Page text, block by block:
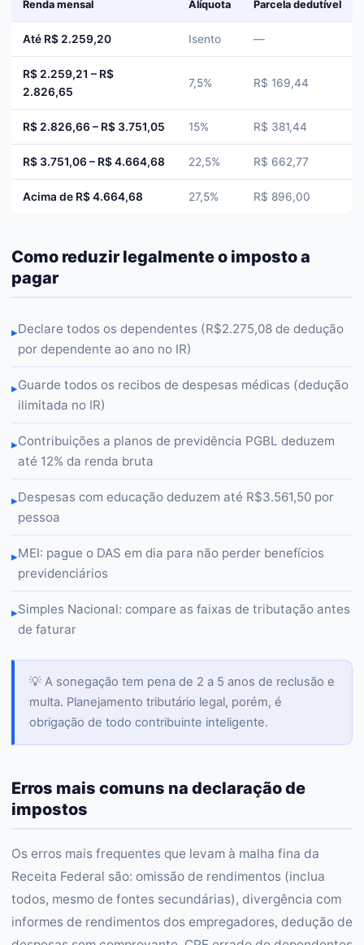
Renda mensal Alíquota Parcela dedutível
Até R$ 2.259,20 Isento —
R$ 2.259,21 – R$
2.826,65
7,5% R$ 169,44
R$ 2.826,66 – R$ 3.751,05 15% R$ 381,44
R$ 3.751,06 – R$ 4.664,68 22,5% R$ 662,77
Acima de R$ 4.664,68 27,5% R$ 896,00
Como reduzir legalmente o imposto a
pagar
▸Declare todos os dependentes (R$2.275,08 de dedução
por dependente ao ano no IR)
▸Guarde todos os recibos de despesas médicas (dedução
ilimitada no IR)
▸Contribuições a planos de previdência PGBL deduzem
até 12% da renda bruta
▸Despesas com educação deduzem até R$3.561,50 por
pessoa
▸MEI: pague o DAS em dia para não perder benefícios
previdenciários
▸Simples Nacional: compare as faixas de tributação antes
de faturar
💡 A sonegação tem pena de 2 a 5 anos de reclusão e
multa. Planejamento tributário legal, porém, é
obrigação de todo contribuinte inteligente.
Erros mais comuns na declaração de
impostos
Os erros mais frequentes que levam à malha fina da
Receita Federal são: omissão de rendimentos (inclua
todos, mesmo de fontes secundárias), divergência com
informes de rendimentos dos empregadores, dedução de